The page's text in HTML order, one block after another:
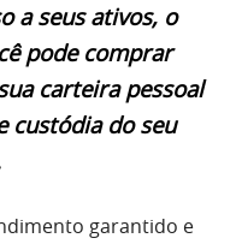
a seus ativos, o
pode comprar
carteira pessoal
custódia do seu
garantido e